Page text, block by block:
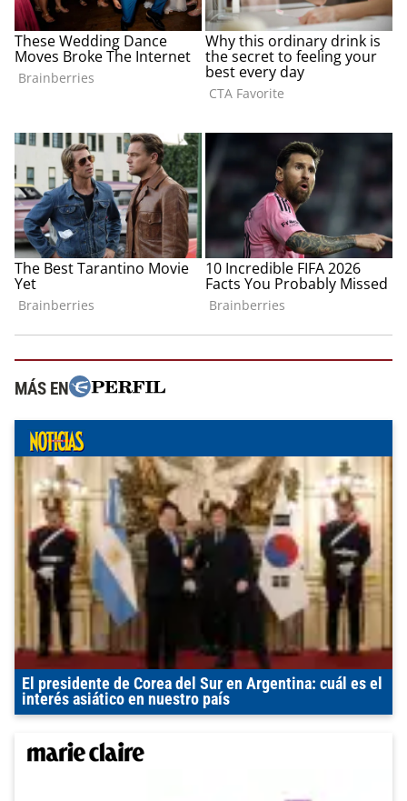
MÁS EN
El presidente de Corea del Sur en Argentina: cuál es el
interés asiático en nuestro país